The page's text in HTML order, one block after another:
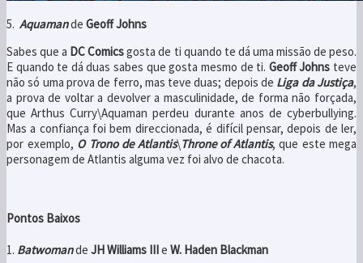
5. Aquamande Geoff Johns
Sabes que a DC Comicsgosta de ti quando te dá uma missão de peso.
E quando te dá duas sabes que gosta mesmo de ti. Geoff Johns teve
não só uma prova de ferro, mas teve duas; depois de Liga da Justiça,
a prova de voltar a devolver a masculinidade, de forma não forçada,
que Arthus Curry\Aquaman perdeu durante anos de cyberbullying.
Mas a confiança foi bem direccionada, é difícil pensar, depois de ler,
por exemplo, O Trono de Atlantis\Throne of Atlantis, que este mega
personagem de Atlantis alguma vez foi alvo de chacota.
Pontos Baixos
1. Batwomande JH Williams IIIe W. Haden Blackman